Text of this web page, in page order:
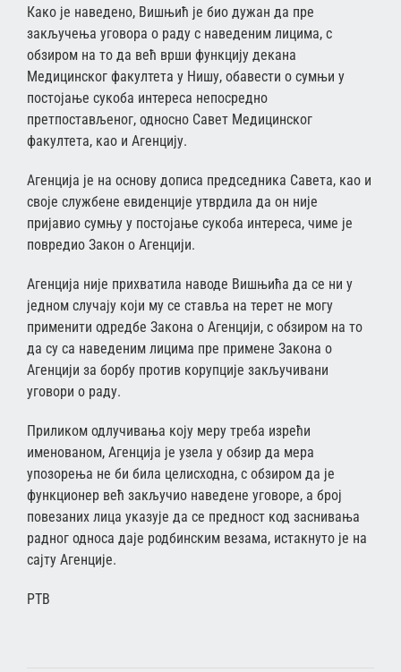
Како је наведено, Вишњић је био дужан да пре
закључења уговора о раду с наведеним лицима, с
обзиром на то да већ врши функцију декана
Медицинског факултета у Нишу, обавести о сумњи у
постојање сукоба интереса непосредно
претпостављеног, односно Савет Медицинског
факултета, као и Агенцију.
Агенција је на основу дописа председника Савета, као и
своје службене евиденције утврдила да он није
пријавио сумњу у постојање сукоба интереса, чиме је
повредио Закон о Агенцији.
Агенција није прихватила наводе Вишњића да се ни у
једном случају који му се ставља на терет не могу
применити одредбе Закона о Агенцији, с обзиром на то
да су са наведеним лицима пре примене Закона о
Агенцији за борбу против корупције закључивани
уговори о раду.
Приликом одлучивања коју меру треба изрећи
именованом, Агенција је узела у обзир да мера
упозорења не би била целисходна, с обзиром да је
функционер већ закључио наведене уговоре, а број
повезаних лица указује да се предност код заснивања
радног односа даје родбинским везама, истакнуто је на
сајту Агенције.
РТВ